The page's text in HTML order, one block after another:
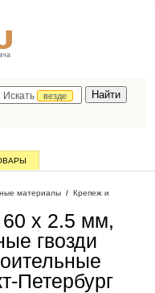
Искать
везде
материалы / Крепеж и
x 2.5 мм,
гвозди
Петербург